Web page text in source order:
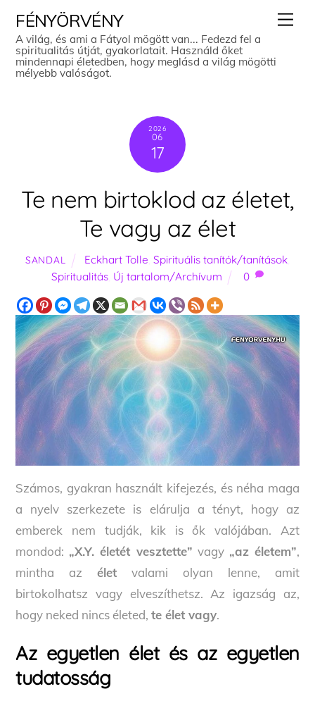
content
FÉNYÖRVÉNY
A világ, és ami a Fátyol mögött van... Fedezd fel a
spiritualitás útját, gyakorlatait. Használd őket
mindennapi életedben, hogy meglásd a világ mögötti
mélyebb valóságot.
2026
06
17
Te nem birtoklod az életet,
Te vagy az élet
SANDAL Eckhart Tolle Spirituális tanítók/tanítások,
Spiritualitás, Új tartalom/Archívum 0
Számos, gyakran használt kifejezés, és néha maga
a nyelv szerkezete is elárulja a tényt, hogy az
emberek nem tudják, kik is ők valójában. Azt
mondod: „X.Y. életét vesztette” vagy „az életem”,
mintha azélet valami olyan lenne, amit
birtokolhatsz vagy elveszíthetsz. Az igazság az,
hogy neked nincs életed,te élet vagy.
Az egyetlen élet és az egyetlen
tudatosság